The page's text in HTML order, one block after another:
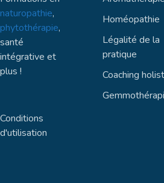
naturopathie,
phytothérapie,
santé
intégrative et
plus !
Conditions
d'utilisation
Homéopathie
Légalité de la
pratique
Coaching